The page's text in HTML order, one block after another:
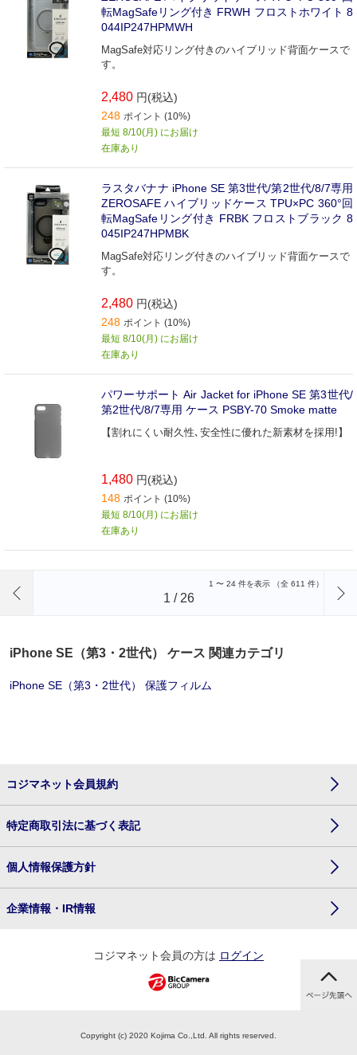
転MagSafeリング付き FRWH フロストホワイト 8
044IP247HPMWH
MagSafe対応リング付きのハイブリッド背面ケースで
す。
2,480 円(税込)
248 ポイント (10%)
最短 8/10(月) にお届け
在庫あり
ラスタバナナ iPhone SE 第3世代/第2世代/8/7専用
ZEROSAFE ハイブリッドケース TPU×PC 360°回
転MagSafeリング付き FRBK フロストブラック 8
045IP247HPMBK
MagSafe対応リング付きのハイブリッド背面ケースで
す。
2,480 円(税込)
248 ポイント (10%)
最短 8/10(月) にお届け
在庫あり
パワーサポート Air Jacket for iPhone SE 第3世代/
第2世代/8/7専用 ケース PSBY-70 Smoke matte
【割れにくい耐久性､安全性に優れた新素材を採用!】
1,480 円(税込)
148 ポイント (10%)
最短 8/10(月) にお届け
在庫あり
1 〜 24 件を表示 （全 611 件）
1 / 26
iPhone SE（第3・2世代） ケース 関連カテゴリ
iPhone SE（第3・2世代） 保護フィルム
コジマネット会員規約
特定商取引法に基づく表記
個人情報保護方針
企業情報・IR情報
コジマネット会員の方は ログイン
Copyright (c) 2020 Kojima Co.,Ltd. All rights reserved.